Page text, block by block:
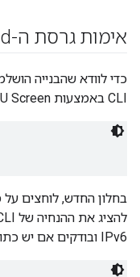
אימות גרסת ה-Build
CLI באמצעות GNU Screen מחלון טרמינל.
להציג את ההנחיה של OpenThread CLI
IPv6 ובודקים אם יש כתובות: